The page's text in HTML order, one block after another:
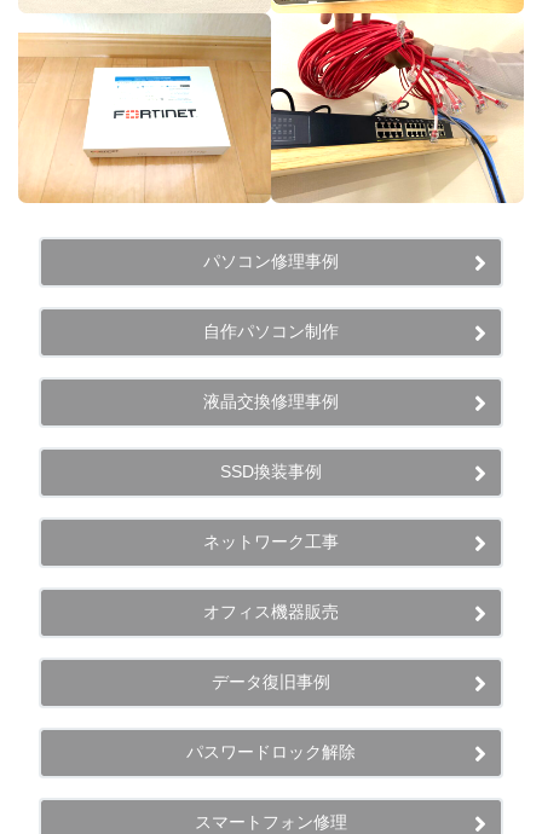
パソコン修理事例
自作パソコン制作
液晶交換修理事例
SSD換装事例
ネットワーク工事
オフィス機器販売
データ復旧事例
パスワードロック解除
スマートフォン修理